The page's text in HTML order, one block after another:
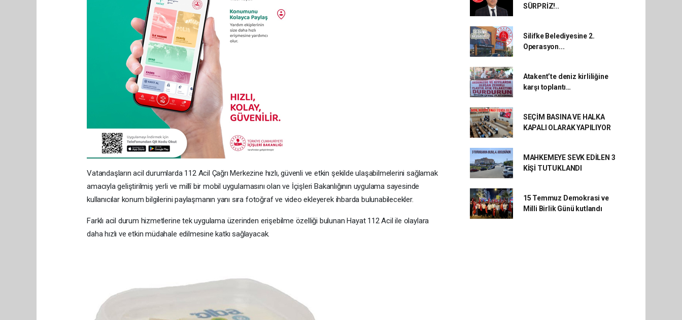
Vatandaşların acil durumlarda 112 Acil Çağrı Merkezine hızlı, güvenli ve etkin şekilde ulaşabilmelerini sağlamak
amacıyla geliştirilmiş yerli ve millî bir mobil uygulamasını olan ve İçişleri Bakanlığının uygulama sayesinde
kullanıcılar konum bilgilerini paylaşmanın yanı sıra fotoğraf ve video ekleyerek ihbarda bulunabilecekler.
Farklı acil durum hizmetlerine tek uygulama üzerinden erişebilme özelliği bulunan Hayat 112 Acil ile olaylara
daha hızlı ve etkin müdahale edilmesine katkı sağlayacak.
SÜRPRİZ!..
Silifke Belediyesine 2.
Operasyon...
Atakent’te deniz kirliliğine
karşı toplantı…
SEÇİM BASINA VE HALKA
KAPALI OLARAK YAPILIYOR
MAHKEMEYE SEVK EDİLEN 3
KİŞİ TUTUKLANDI
15 Temmuz Demokrasi ve
Milli Birlik Günü kutlandı